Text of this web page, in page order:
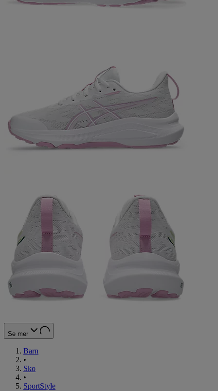
Se mer
Barn
•
Sko
•
SportStyle